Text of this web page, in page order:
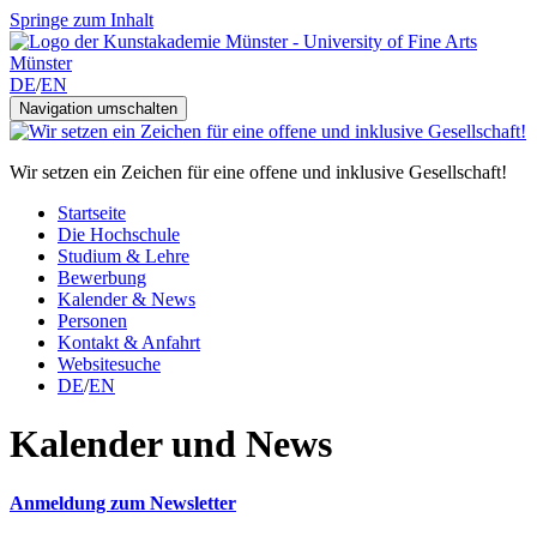
Springe zum Inhalt
DE/EN
Navigation umschalten
Wir setzen ein Zeichen für eine offene und inklusive Gesellschaft!
Startseite
Die Hochschule
Studium & Lehre
Bewerbung
Kalender & News
Personen
Kontakt & Anfahrt
Websitesuche
DE/EN
Kalender und News
Anmeldung zum Newsletter